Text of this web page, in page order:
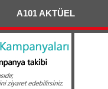
A101 AKTÜEL